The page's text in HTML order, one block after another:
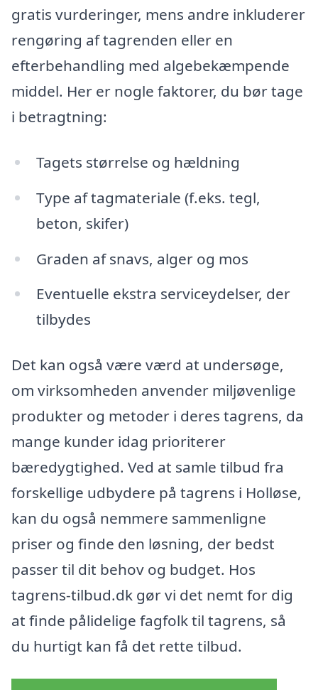
gratis vurderinger, mens andre inkluderer
rengøring af tagrenden eller en
efterbehandling med algebekæmpende
middel. Her er nogle faktorer, du bør tage
i betragtning:
Tagets størrelse og hældning
Type af tagmateriale (f.eks. tegl,
beton, skifer)
Graden af snavs, alger og mos
Eventuelle ekstra serviceydelser, der
tilbydes
Det kan også være værd at undersøge,
om virksomheden anvender miljøvenlige
produkter og metoder i deres tagrens, da
mange kunder idag prioriterer
bæredygtighed. Ved at samle tilbud fra
forskellige udbydere på tagrens i Holløse,
kan du også nemmere sammenligne
priser og finde den løsning, der bedst
passer til dit behov og budget. Hos
tagrens-tilbud.dk gør vi det nemt for dig
at finde pålidelige fagfolk til tagrens, så
du hurtigt kan få det rette tilbud.